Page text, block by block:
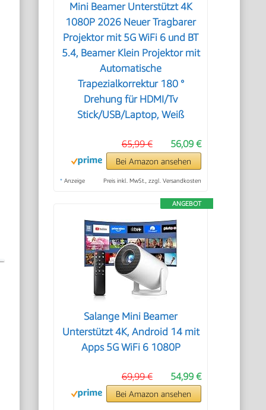
Mini Beamer Unterstützt 4K
1080P 2026 Neuer Tragbarer
Projektor mit 5G WiFi 6 und BT
5.4, Beamer Klein Projektor mit
Automatische
Trapezialkorrektur 180 °
Drehung für HDMI/Tv
Stick/USB/Laptop, Weiß
56,09 €
65,99 €
Bei Amazon ansehen
* Anzeige Preis inkl. MwSt., zzgl. Versandkosten
ANGEBOT
Salange Mini Beamer
Unterstützt 4K, Android 14 mit
Apps 5G WiFi 6 1080P
54,99 €
69,99 €
Bei Amazon ansehen